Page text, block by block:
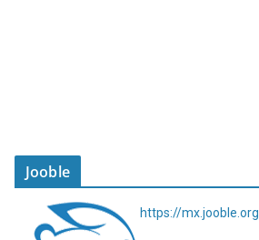
Jooble
https://mx.jooble.org